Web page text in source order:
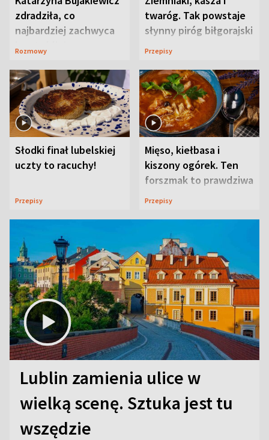
zdradziła, co
najbardziej zachwyca
ją w Lublinie
Rozmowy
twaróg. Tak powstaje
słynny piróg biłgorajski
Przepisy
Słodki finał lubelskiej
uczty to racuchy!
Przepisy
Mięso, kiełbasa i
kiszony ogórek. Ten
forszmak to prawdziwa
uczta
Przepisy
Lublin zamienia ulice w
wielką scenę. Sztuka jest tu
wszędzie